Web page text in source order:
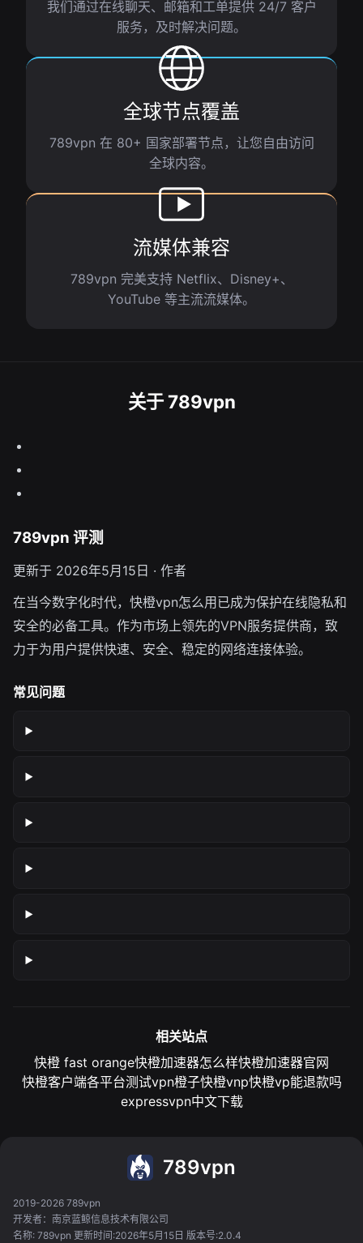
我们通过在线聊天、邮箱和工单提供 24/7 客户
服务，及时解决问题。
全球节点覆盖
789vpn 在 80+ 国家部署节点，让您自由访问
全球内容。
流媒体兼容
789vpn 完美支持 Netflix、Disney+、
YouTube 等主流流媒体。
关于 789vpn
789vpn 评测
更新于 2026年5月15日 · 作者
在当今数字化时代，快橙vpn怎么用已成为保护在线隐私和
安全的必备工具。作为市场上领先的VPN服务提供商，致
力于为用户提供快速、安全、稳定的网络连接体验。
常见问题
相关站点
快橙 fast orange快橙加速器怎么样快橙加速器官网
快橙客户端各平台测试vpn橙子快橙vnp快橙vp能退款吗
expressvpn中文下载
789vpn
2019-2026 789vpn
开发者：南京蓝鲸信息技术有限公司
名称: 789vpn 更新时间:2026年5月15日 版本号:2.0.4